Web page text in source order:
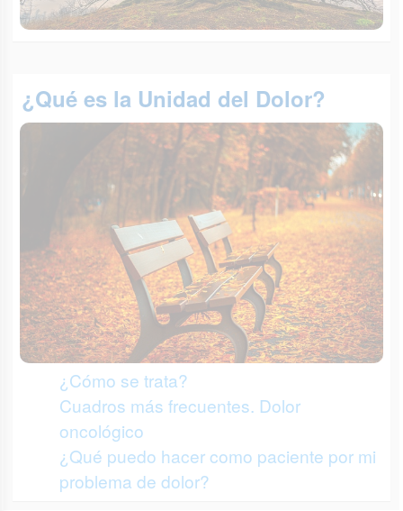
¿Qué es la Unidad del Dolor?
¿Cómo se trata?
Cuadros más frecuentes. Dolor
oncológico
¿Qué puedo hacer como paciente por mi
problema de dolor?